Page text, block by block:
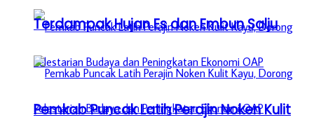
Pemkab Puncak Latih Perajin Noken Kulit
Terdampak Hujan Es dan Embun Salju